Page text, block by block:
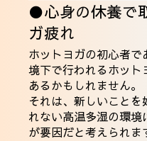
●心身の休養で
ガ疲れ
ホットヨガの初心者
境下で行われるホット
あるかもしれません。
それは、新しいこと
れない高温多湿の環境
が要因だと考えられま